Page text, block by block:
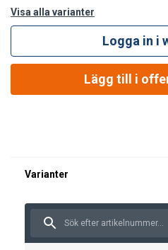
Visa alla varianter
Logga in i
Lägg till i